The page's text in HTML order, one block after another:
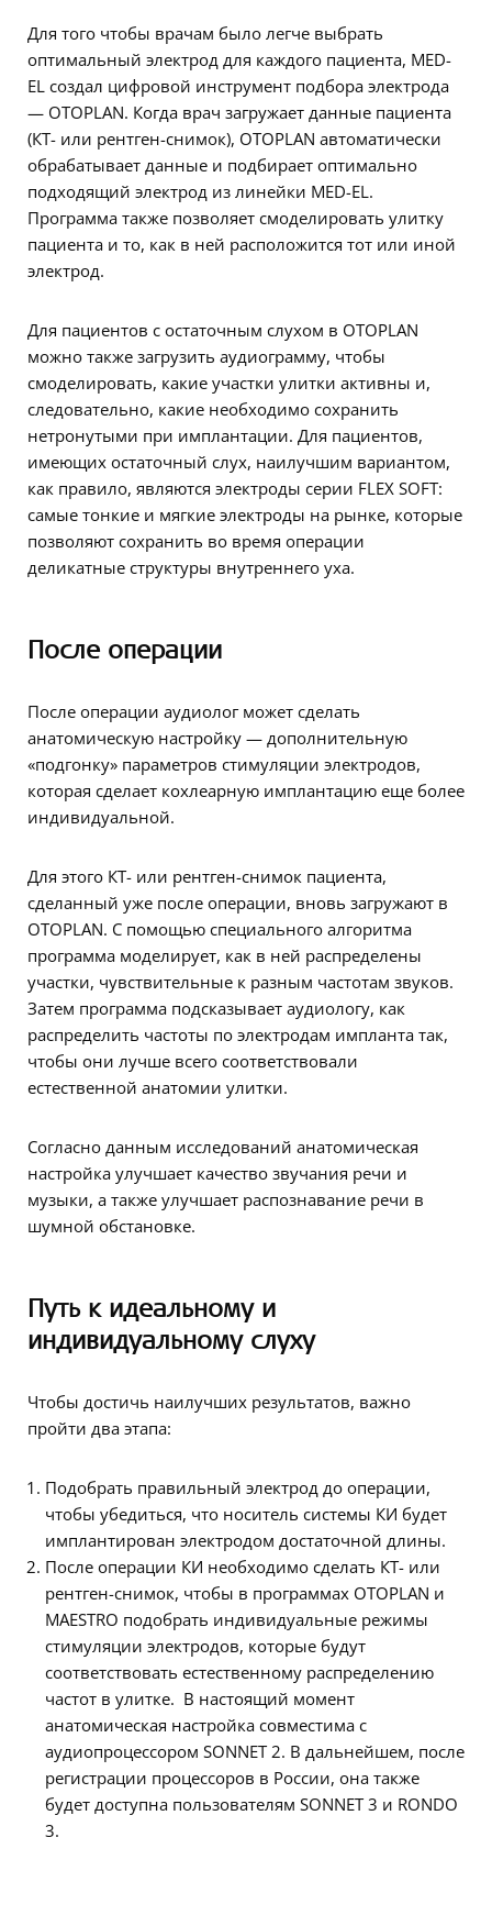
Для того чтобы врачам было легче выбрать
оптимальный электрод для каждого пациента, MED-
EL создал цифровой инструмент подбора электрода
— OTOPLAN. Когда врач загружает данные пациента
(КТ- или рентген-снимок), OTOPLAN автоматически
обрабатывает данные и подбирает оптимально
подходящий электрод из линейки MED-EL.
Программа также позволяет смоделировать улитку
пациента и то, как в ней расположится тот или иной
электрод.
Для пациентов с остаточным слухом в OTOPLAN
можно также загрузить аудиограмму, чтобы
смоделировать, какие участки улитки активны и,
следовательно, какие необходимо сохранить
нетронутыми при имплантации. Для пациентов,
имеющих остаточный слух, наилучшим вариантом,
как правило, являются электроды серии FLEX SOFT:
самые тонкие и мягкие электроды на рынке, которые
позволяют сохранить во время операции
деликатные структуры внутреннего уха.
После операции
После операции аудиолог может сделать
анатомическую настройку — дополнительную
«подгонку» параметров стимуляции электродов,
которая сделает кохлеарную имплантацию еще более
индивидуальной.
Для этого КТ- или рентген-снимок пациента,
сделанный уже после операции, вновь загружают в
OTOPLAN. C помощью специального алгоритма
программа моделирует, как в ней распределены
участки, чувствительные к разным частотам звуков.
Затем программа подсказывает аудиологу, как
распределить частоты по электродам импланта так,
чтобы они лучше всего соответствовали
естественной анатомии улитки.
Согласно данным исследований анатомическая
настройка улучшает качество звучания речи и
музыки, а также улучшает распознавание речи в
шумной обстановке.
Путь к идеальному и
индивидуальному слуху
Чтобы достичь наилучших результатов, важно
пройти два этапа:
Подобрать правильный электрод до операции,
чтобы убедиться, что носитель системы КИ будет
имплантирован электродом достаточной длины.
После операции КИ необходимо сделать КТ- или
рентген-снимок, чтобы в программах OTOPLAN и
MAESTRO подобрать индивидуальные режимы
стимуляции электродов, которые будут
соответствовать естественному распределению
частот в улитке. В настоящий момент
анатомическая настройка совместима с
аудиопроцессором SONNET 2. В дальнейшем, после
регистрации процессоров в России, она также
будет доступна пользователям SONNET 3 и RONDO
3.